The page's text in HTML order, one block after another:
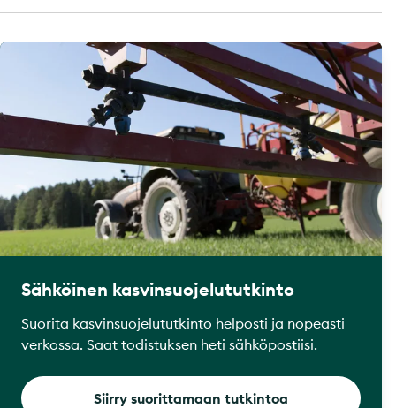
Sähköinen kasvinsuojelututkinto
Suorita kasvinsuojelututkinto helposti ja nopeasti
verkossa. Saat todistuksen heti sähköpostiisi.
Siirry suorittamaan tutkintoa